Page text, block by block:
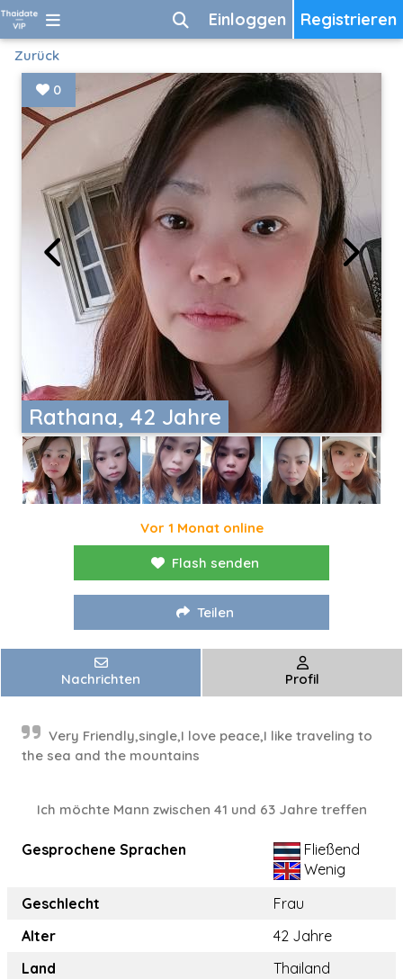
Registrieren
Einloggen
Zurück
Rathana, 42 Jahre
0
Vor 1 Monat online
Flash senden
Teilen
Nachrichten Profil
Very Friendly,single,I love peace,I like traveling to
the sea and the mountains
Ich möchte Mann zwischen 41 und 63 Jahre treffen
Gesprochene Sprachen
Fließend
Wenig
Geschlecht
Frau
Alter
42 Jahre
Land
Thailand